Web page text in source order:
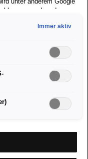
unter anderem Google
werden, dass
weitergibt. In den
an einem
Kommission. Hieraus
können, in den
und weil nicht
erlangen können, wobei
nicht auf das
der in den
Immer aktiv